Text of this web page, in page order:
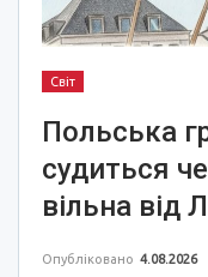
Світ
Польська
судиться
вільна від
Опубліковано 4.08.2026